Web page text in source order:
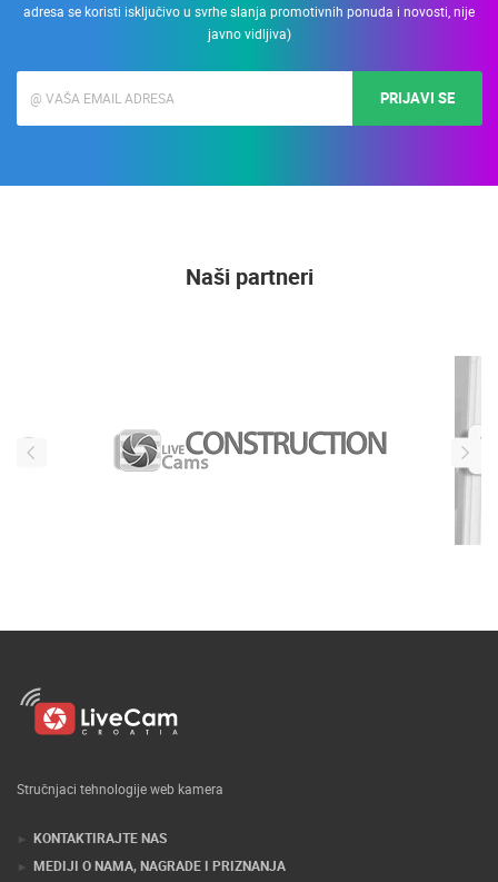
adresa se koristi isključivo u svrhe slanja promotivnih ponuda i novosti, nije
javno vidljiva)
PRIJAVI SE
Naši partneri
Stručnjaci tehnologije web kamera
KONTAKTIRAJTE NAS
MEDIJI O NAMA, NAGRADE I PRIZNANJA